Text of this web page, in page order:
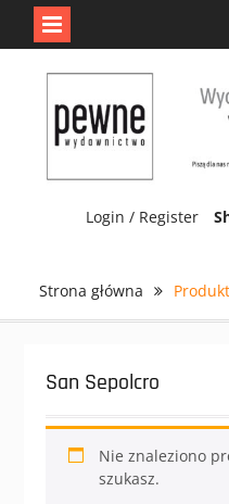
Login / Register
Strona główna
San Sepolcro
Nie znaleziono
szukasz.